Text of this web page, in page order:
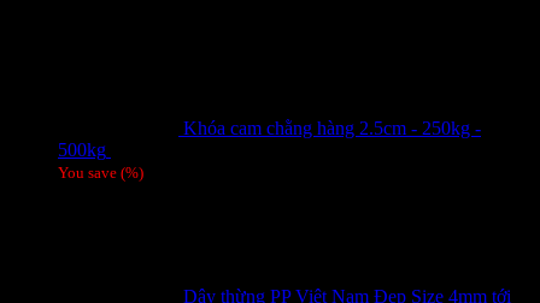
Khóa cam chằng hàng 2.5cm - 250kg -
500kg
You save (%)
Dây thừng PP Việt Nam Đẹp Size 4mm tới